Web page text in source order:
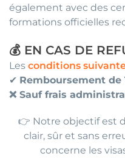
également avec des
formations officielles
💰 EN CAS DE
Les conditions
✔ Remboursement de
❌ Sauf frais
👉 Notre objectif est
clair, sûr et sans
concerne les